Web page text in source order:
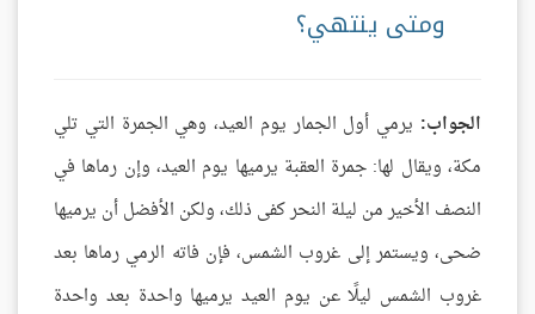
ومتى ينتهي؟
الجواب: يرمي أول الجمار يوم العيد، وهي الجمرة التي تلي
مكة، ويقال لها: جمرة العقبة يرميها يوم العيد، وإن رماها في
النصف الأخير من ليلة النحر كفى ذلك، ولكن الأفضل أن يرميها
ضحى، ويستمر إلى غروب الشمس، فإن فاته الرمي رماها بعد
غروب الشمس ليلًا عن يوم العيد يرميها واحدة بعد واحدة